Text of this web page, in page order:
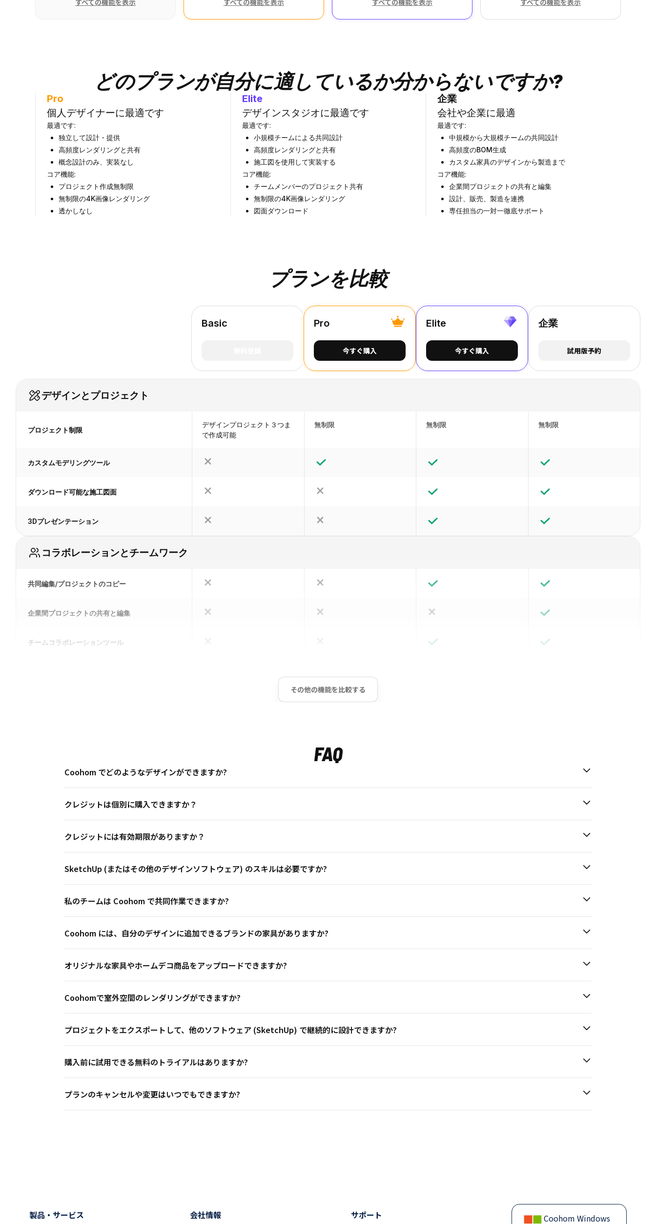
すべての機能を表示 すべての機能を表示 すべての機能を表示 すべての機能を表示
どのプランが自分に適しているか分からないですか?
Pro
個人デザイナーに最適です
最適です:
独立して設計・提供
高頻度レンダリングと共有
概念設計のみ、実装なし
コア機能:
プロジェクト作成無制限
無制限の4K画像レンダリング
透かしなし
Elite
デザインスタジオに最適です
最適です:
小規模チームによる共同設計
高頻度レンダリングと共有
施工図を使用して実装する
コア機能:
チームメンバーのプロジェクト共有
無制限の4K画像レンダリング
図面ダウンロード
企業
会社や企業に最適
最適です:
中規模から大規模チームの共同設計
高頻度のBOM生成
カスタム家具のデザインから製造まで
コア機能:
企業間プロジェクトの共有と編集
設計、販売、製造を連携
専任担当の一対一徹底サポート
プランを比較
Basic Pro
今すぐ購入
Elite
今すぐ購入
企業
試用版予約
デザインとプロジェクト
プロジェクト制限
デザインプロジェクト３つま
で作成可能
無制限 無制限 無制限
カスタムモデリングツール
ダウンロード可能な施工図面
3Dプレゼンテーション
コラボレーションとチームワーク
共同編集/プロジェクトのコピー
企業間プロジェクトの共有と編集
チームコラボレーションツール
その他の機能を比較する
FAQ
Coohom でどのようなデザインができますか?
クレジットは個別に購入できますか？
クレジットには有効期限がありますか？
SketchUp (またはその他のデザインソフトウェア) のスキルは必要ですか?
私のチームは Coohom で共同作業できますか?
Coohom には、自分のデザインに追加できるブランドの家具がありますか?
オリジナルな家具やホームデコ商品をアップロードできますか?
Coohomで室外空間のレンダリングができますか?
プロジェクトをエクスポートして、他のソフトウェア (SketchUp) で継続的に設計できますか?
購入前に試用できる無料のトライアルはありますか?
プランのキャンセルや変更はいつでもできますか?
製品・サービス 会社情報 サポート Coohom Windows